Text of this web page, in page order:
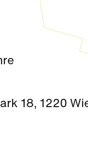
18, 1220